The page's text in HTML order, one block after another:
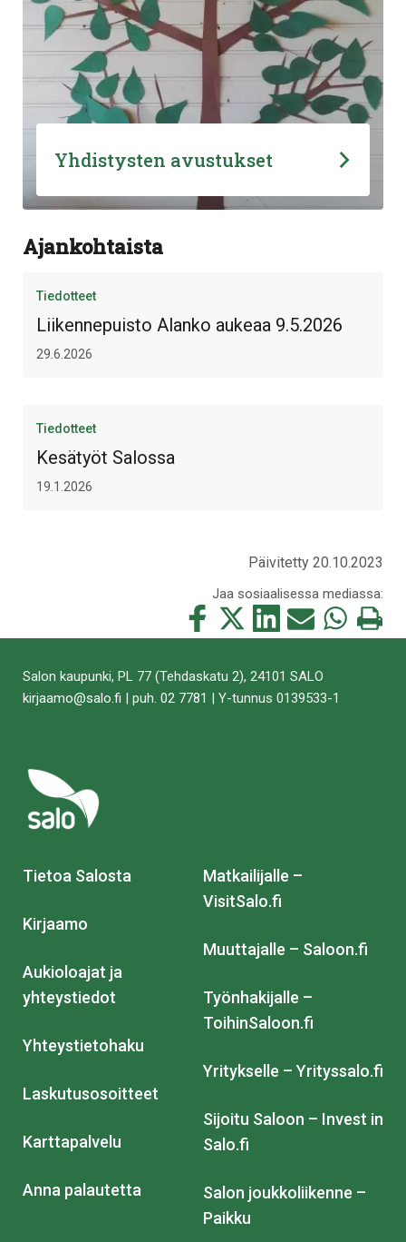
Yhdistysten avustukset
Ajankohtaista
Tiedotteet
Liikennepuisto Alanko aukeaa 9.5.2026
29.6.2026
Tiedotteet
Kesätyöt Salossa
19.1.2026
Päivitetty 20.10.2023
Jaa sosiaalisessa mediassa:
Jaa
tämä
Jaa
tämä
Jaa
tämä
Jaa
tämä
Jaa
tämä
Tulosta
tämä
Salon kaupunki, PL 77 (Tehdaskatu 2), 24101 SALO
kirjaamo@salo.fi | puh. 02 7781 | Y-tunnus 0139533-1
Tietoa Salosta
Kirjaamo
Aukioloajat ja
yhteystiedot
Yhteystietohaku
Laskutusosoitteet
Karttapalvelu
Anna palautetta
Matkailijalle –
VisitSalo.fi
Muuttajalle – Saloon.fi
Työnhakijalle –
ToihinSaloon.fi
Yritykselle – Yrityssalo.fi
Sijoitu Saloon – Invest in
Salo.fi
Salon joukkoliikenne –
Paikku